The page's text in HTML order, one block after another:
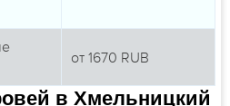
от 1670 RUB
в Хмельницкий